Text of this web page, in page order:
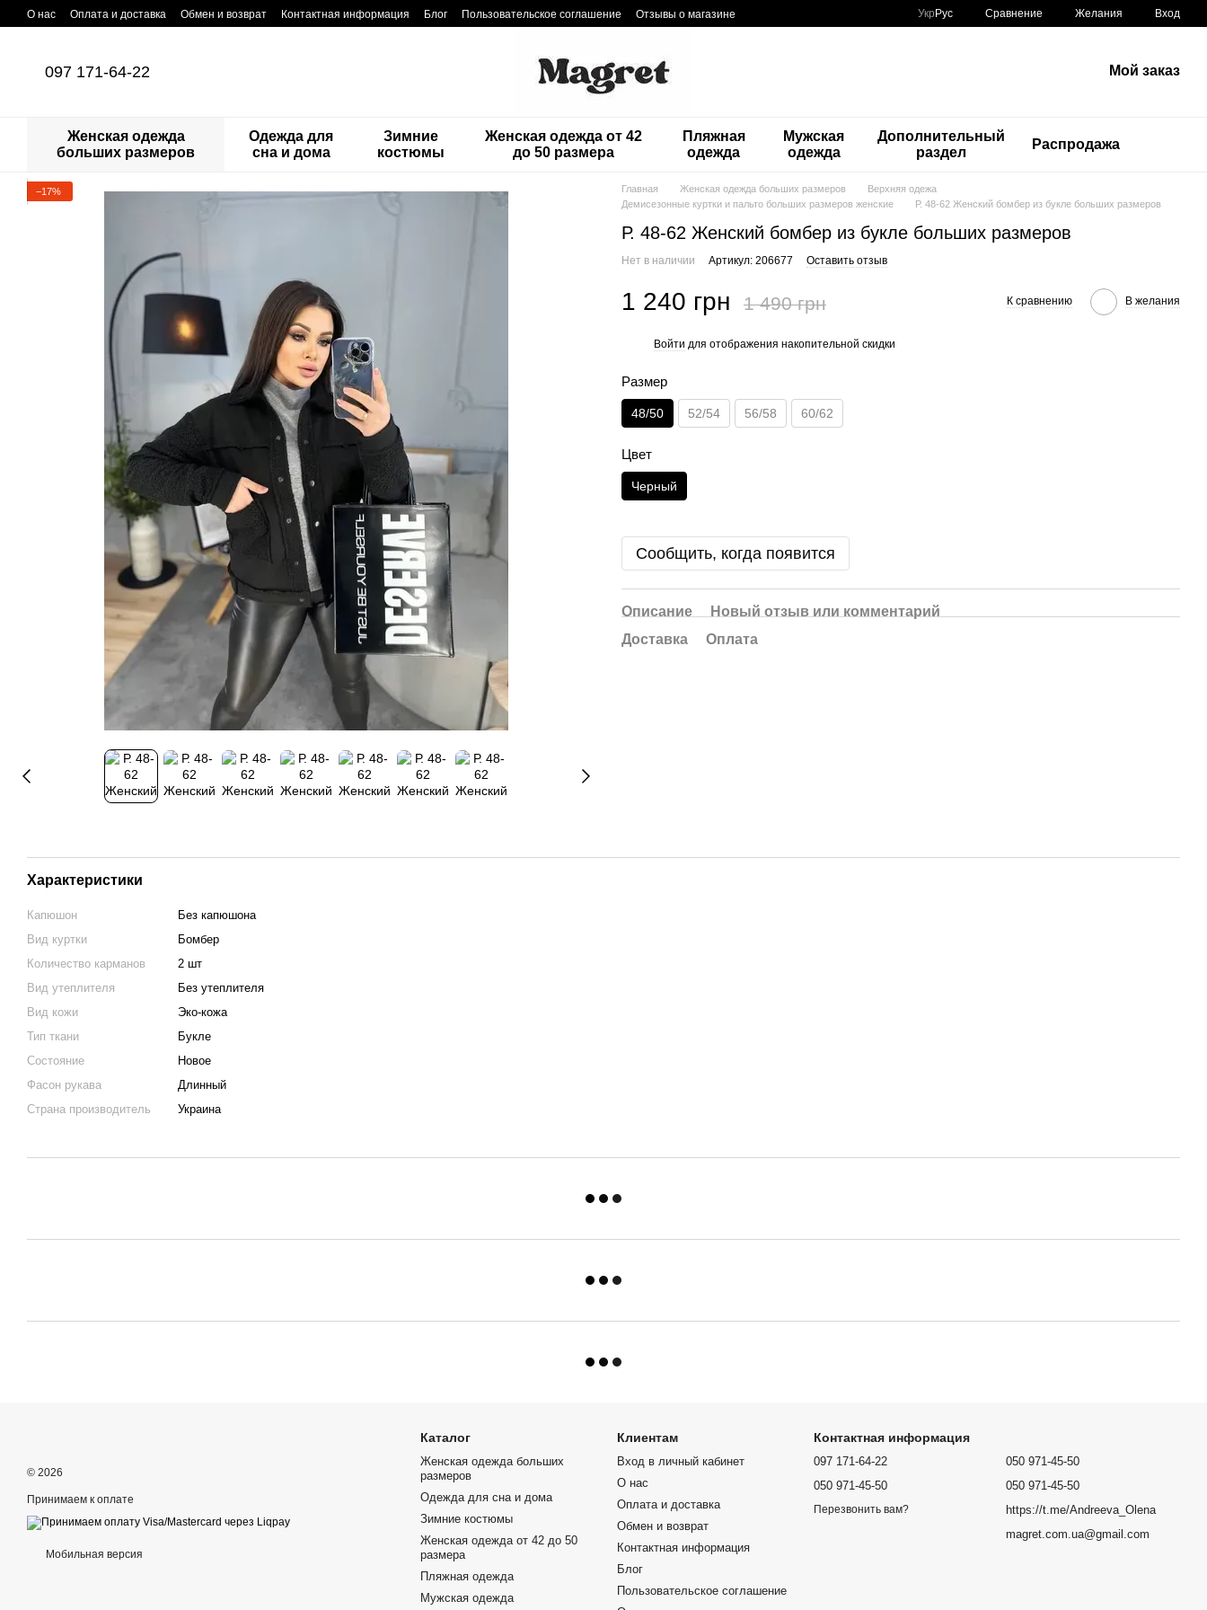
Перейти к основному контенту
О нас Оплата и доставка Обмен и возврат Контактная информация Блог Пользовательское соглашение Отзывы о магазине Укр Рус Сравнение Желания Вход
097 171-64-22 Мой заказ
Женская одежда
больших размеров
Одежда для
сна и дома
Зимние
костюмы
Женская одежда от 42
до 50 размера
Пляжная
одежда
Мужская
одежда
Дополнительный
раздел
Распродажа
−17% Главная Женская одежда больших размеров
Верхняя одежа
Демисезонные куртки и пальто больших размеров женские
Р. 48-62 Женский бомбер из букле больших размеров
Р. 48-62 Женский бомбер из букле больших размеров
Нет в наличии Артикул: 206677 Оставить отзыв
1 240 грн 1 490 грн К сравнению В желания
Войти для отображения накопительной скидки
Размер
48/50 52/54 56/58 60/62
Цвет
Черный
Сообщить, когда появится
Описание
Новый отзыв или комментарий
Доставка
Оплата
Характеристики
Капюшон
Без капюшона
Вид куртки
Бомбер
Количество карманов
2 шт
Вид утеплителя
Без утеплителя
Вид кожи
Эко-кожа
Тип ткани
Букле
Состояние
Новое
Фасон рукава
Длинный
Страна производитель
Украина
© 2026
Принимаем к оплате
Мобильная версия
Каталог
Женская одежда больших
размеров
Одежда для сна и дома
Зимние костюмы
Женская одежда от 42 до 50
размера
Пляжная одежда
Мужская одежда
Клиентам
Вход в личный кабинет
О нас
Оплата и доставка
Обмен и возврат
Контактная информация
Блог
Пользовательское соглашение
Контактная информация
097 171-64-22
050 971-45-50
Перезвонить вам?
050 971-45-50
050 971-45-50
https://t.me/Andreeva_Olena
magret.com.ua@gmail.com